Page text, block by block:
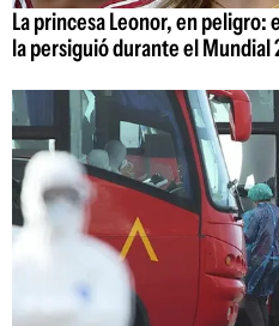
La princesa Leonor, en peligro:
la persiguió durante el Mundial